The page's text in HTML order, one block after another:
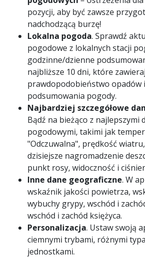
pozycji, aby być zawsze
nadchodzącą burzę!
Lokalna pogoda. Sprawdź
pogodowe z lokalnych stacji
godzinne/dzienne
najbliższe 10 dni, które
prawdopodobieństwo opadów
podsumowania pogody.
Najbardziej szczegółowe
Bądź na bieżąco z najlepszymi
pogodowymi, takimi jak
"Odczuwalna", prędkość
dzisiejsze nagromadzenie
punkt rosy, widoczność i
Inne dane geograficzne. W
wskaźnik jakości powietrza,
wybuchy grypy, wschód i
wschód i zachód księżyca.
Personalizacja. Ustaw swoją
ciemnymi trybami, różnymi
jednostkami.